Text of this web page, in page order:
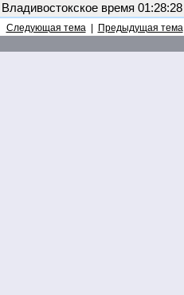
Владивостокское время 01:28:28
Следующая тема|
Предыдущая тема